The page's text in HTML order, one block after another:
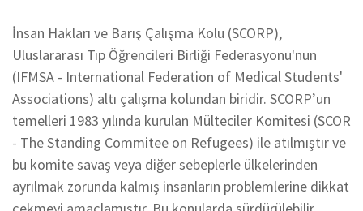
İnsan Hakları ve Barış Çalışma Kolu (SCORP),
Uluslararası Tıp Öğrencileri Birliği Federasyonu'nun
(IFMSA - International Federation of Medical Students'
Associations) altı çalışma kolundan biridir. SCORP’un
temelleri 1983 yılında kurulan Mülteciler Komitesi (SCOR
- The Standing Commitee on Refugees) ile atılmıştır ve
bu komite savaş veya diğer sebeplerle ülkelerinden
ayrılmak zorunda kalmış insanların problemlerine dikkat